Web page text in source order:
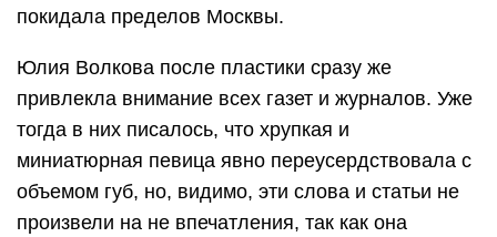
покидала пределов Москвы.
Юлия Волкова после пластики сразу же
привлекла внимание всех газет и журналов. Уже
тогда в них писалось, что хрупкая и
миниатюрная певица явно переусердствовала с
объемом губ, но, видимо, эти слова и статьи не
произвели на не впечатления, так как она